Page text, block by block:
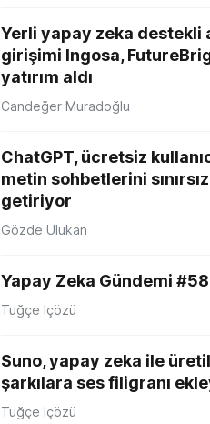
Yerli yapay zeka destekli
girişimi Ingosa,
yatırım aldı
Candeğer Muradoğlu
ChatGPT, ücretsiz
metin sohbetlerini
getiriyor
Gözde Ulukan
Yapay Zeka Gündemi #58
Tuğçe İçözü
Suno, yapay zeka ile
şarkılara ses filigranı
Tuğçe İçözü